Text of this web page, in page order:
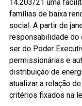
14.203/21 uma
famílias de baixa
social. A partir de
responsabilidade
ser do Poder
permissionárias e
distribuição de
atualizar a relação
critérios fixados na